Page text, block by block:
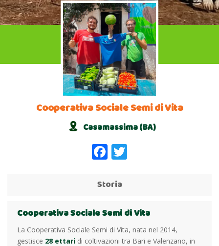
Cooperativa Sociale Semi di Vita
Casamassima (BA)
Facebook
Storia
Cooperativa Sociale Semi di Vita
La Cooperativa Sociale Semi di Vita, nata nel 2014,
gestisce 28 ettari di coltivazioni tra Bari e Valenzano, in